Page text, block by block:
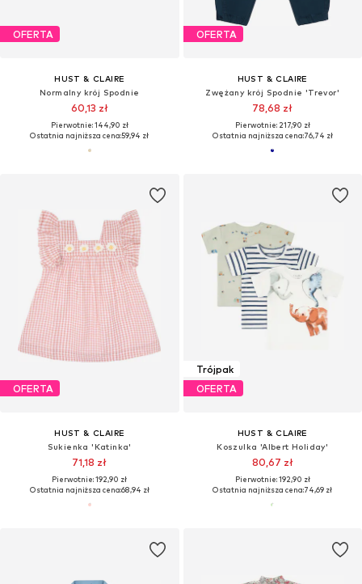
OFERTA
HUST & CLAIRE
Normalny krój Spodnie
60,13 zł
Pierwotnie: 144,90 zł
Ostatnia najniższa cena:59,94 zł
OFERTA
HUST & CLAIRE
Zwężany krój Spodnie 'Trevor'
78,68 zł
Pierwotnie: 217,90 zł
Ostatnia najniższa cena:76,74 zł
OFERTA
HUST & CLAIRE
Sukienka 'Katinka'
71,18 zł
Pierwotnie: 192,90 zł
Ostatnia najniższa cena:68,94 zł
Trójpak
OFERTA
HUST & CLAIRE
Koszulka 'Albert Holiday'
80,67 zł
Pierwotnie: 192,90 zł
Ostatnia najniższa cena:74,69 zł